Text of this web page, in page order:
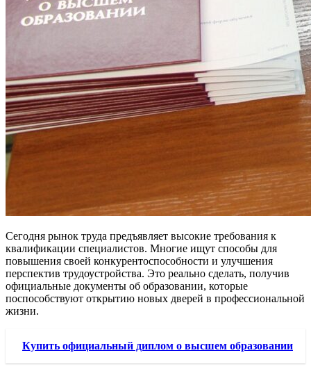
Сегодня рынок труда предъявляет высокие требования к
квалификации специалистов. Многие ищут способы для
повышения своей конкурентоспособности и улучшения
перспектив трудоустройства. Это реально сделать, получив
официальные документы об образовании, которые
поспособствуют открытию новых дверей в профессиональной
жизни.
Купить официальный диплом о высшем образовании